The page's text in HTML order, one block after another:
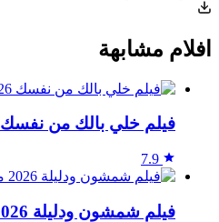
افلام مشابهة
فيلم خلي بالك من نفسك 2026 مباشرة HD
7.9
فيلم شمشون ودليلة 2026 مترجم مباشرة HD